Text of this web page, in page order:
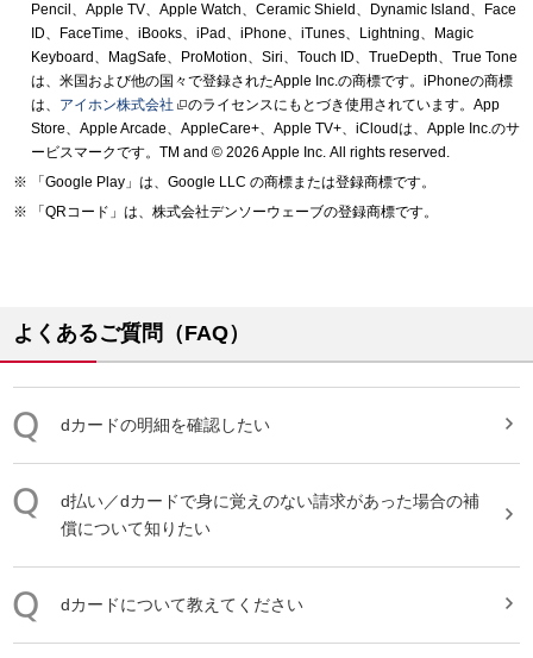
Pencil、Apple TV、Apple Watch、Ceramic Shield、Dynamic Island、Face
ID、FaceTime、iBooks、iPad、iPhone、iTunes、Lightning、Magic
Keyboard、MagSafe、ProMotion、Siri、Touch ID、TrueDepth、True Tone
は、米国および他の国々で登録されたApple Inc.の商標です。iPhoneの商標
は、 アイホン株式会社
のライセンスにもとづき使用されています。App
Store、Apple Arcade、AppleCare+、Apple TV+、iCloudは、Apple Inc.のサ
ービスマークです。TM and © 2026 Apple Inc. All rights reserved.
「Google Play」は、Google LLC の商標または登録商標です。
「QRコード」は、株式会社デンソーウェーブの登録商標です。
よくあるご質問（FAQ）
dカードの明細を確認したい
d払い／dカードで身に覚えのない請求があった場合の補
償について知りたい
dカードについて教えてください